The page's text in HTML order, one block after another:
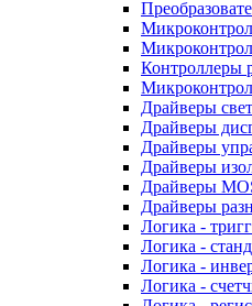
Контроллеры
Драйверы
Драйверы
Драйверы
Драйверы
Драйверы
Драйверы
Логика -
Логика -
Логика -
Логика -